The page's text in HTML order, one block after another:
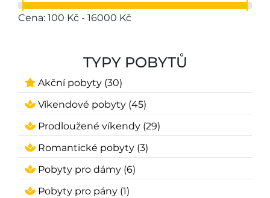
Cena: 100 Kč - 16000 Kč
TYPY POBYTŮ
Akční pobyty (30)
Víkendové pobyty (45)
Prodloužené víkendy (29)
Romantické pobyty (3)
Pobyty pro dámy (6)
Pobyty pro pány (1)